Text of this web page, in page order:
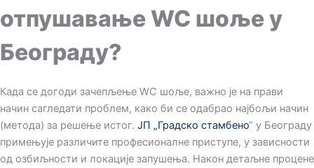
отпушавање WC шоље у
Београду?
Када се догоди зачепљење WC шоље, важно је на прави
начин сагледати проблем, како би се одабрао најбољи начин
(метода) за решење истог. ЈП „Градско стамбено“ у Београду
примењује различите професионалне приступе, у зависности
од озбиљности и локације запушења. Након детаљне процене